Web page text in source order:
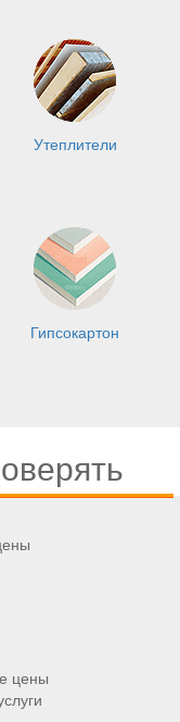
Утеплители
Гипсокартон
цены